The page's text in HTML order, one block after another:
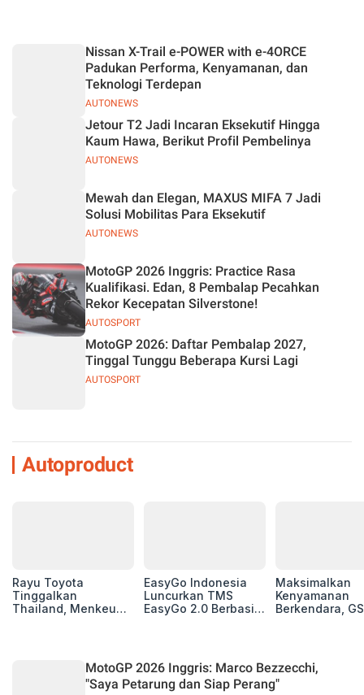
AUTONEWS
Nissan X-Trail e-POWER with e-4ORCE
Padukan Performa, Kenyamanan, dan
Teknologi Terdepan
AUTONEWS
Jetour T2 Jadi Incaran Eksekutif Hingga
Kaum Hawa, Berikut Profil Pembelinya
AUTONEWS
Mewah dan Elegan, MAXUS MIFA 7 Jadi
Solusi Mobilitas Para Eksekutif
AUTOSPORT
MotoGP 2026 Inggris: Practice Rasa
Kualifikasi. Edan, 8 Pembalap Pecahkan
Rekor Kecepatan Silverstone!
AUTOSPORT
MotoGP 2026: Daftar Pembalap 2027,
Tinggal Tunggu Beberapa Kursi Lagi
Autoproduct
Rayu Toyota
Tinggalkan
Thailand, Menkeu
Basis Produksi
EasyGo Indonesia
Luncurkan TMS
EasyGo 2.0 Berbasis
Maksimalkan
Kenyamanan
Berkendara,
MotoGP 2026 Inggris: Marco Bezzecchi,
"Saya Petarung dan Siap Perang"